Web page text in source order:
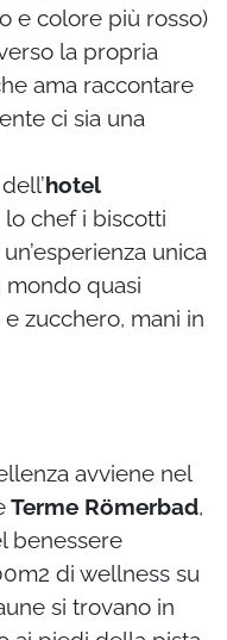
e colore più rosso)
la propria
ama raccontare
ci sia una
hotel
chef i biscotti
unica
mondo quasi
zucchero, mani in
avviene nel
Terme Römerbad,
benessere
di wellness su
si trovano in